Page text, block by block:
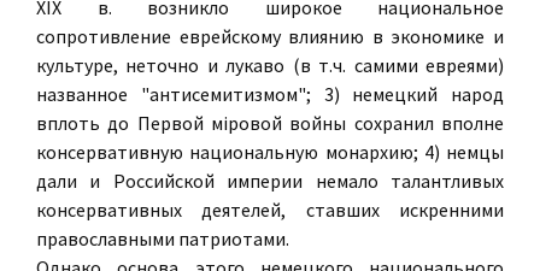
ХIХ в. возникло широкое национальное
сопротивление еврейскому влиянию в экономике и
культуре, неточно и лукаво (в т.ч. самими евреями)
названное "антисемитизмом"; 3) немецкий народ
вплоть до Первой мiровой войны сохранил вполне
консервативную национальную монархию; 4) немцы
дали и Российской империи немало талантливых
консервативных деятелей, ставших искренними
православными патриотами.